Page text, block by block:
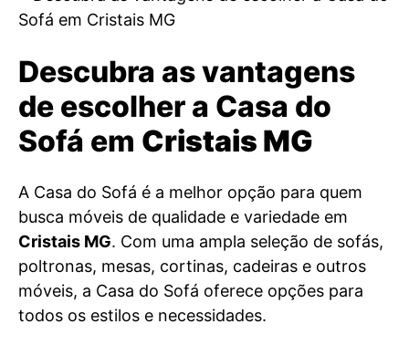
Descubra as vantagens
de escolher a Casa do
Sofá em Cristais MG
A Casa do Sofá é a melhor opção para quem
busca móveis de qualidade e variedade em
Cristais MG. Com uma ampla seleção de sofás,
poltronas, mesas, cortinas, cadeiras e outros
móveis, a Casa do Sofá oferece opções para
todos os estilos e necessidades.